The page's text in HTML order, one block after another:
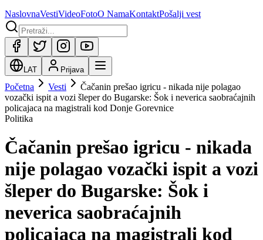
NaslovnaVestiVideoFotoO NamaKontaktPošalji vest
LAT Prijava
Početna Vesti
Čačanin prešao igricu - nikada nije polagao
vozački ispit a vozi šleper do Bugarske: Šok i neverica saobraćajnih
policajaca na magistrali kod Donje Gorevnice
Politika
Čačanin prešao igricu - nikada
nije polagao vozački ispit a vozi
šleper do Bugarske: Šok i
neverica saobraćajnih
policajaca na magistrali kod